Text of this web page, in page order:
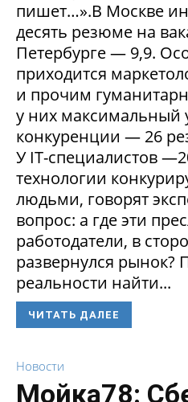
пишет…».В Москве
десять резюме на
Петербурге — 9,9.
приходится
и прочим
у них максимальный
конкуренции — 26
У IT-специалистов
технологии
людьми, говорят
вопрос: а где эти
работодатели, в
развернулся рынок?
реальности найти...
ЧИТАТЬ ДАЛЕЕ
Новости
Мойка78: